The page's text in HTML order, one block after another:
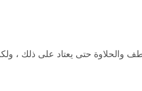
حتى يعتاد على ذلك ،